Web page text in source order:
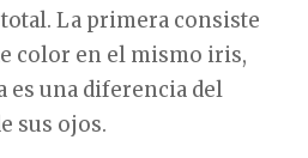
La primera consiste
color en el mismo iris,
es una diferencia del
sus ojos.